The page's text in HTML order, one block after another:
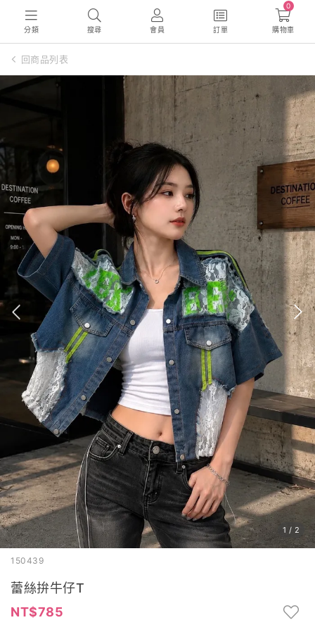
分類 搜尋 會員 訂單
0
購物車
回商品列表
1 / 2
150439
蕾絲拚牛仔T
785